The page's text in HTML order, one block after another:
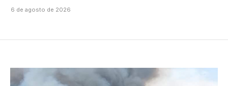
6 de agosto de 2026